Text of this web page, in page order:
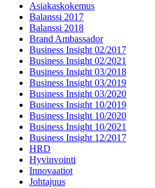
Asiakaskokemus
Balanssi 2017
Balanssi 2018
Brand Ambassador
Business Insight 02/2017
Business Insight 02/2021
Business Insight 03/2018
Business Insight 03/2019
Business Insight 03/2020
Business Insight 10/2019
Business Insight 10/2020
Business Insight 10/2021
Business Insight 12/2017
HRD
Hyvinvointi
Innovaatiot
Johtajuus